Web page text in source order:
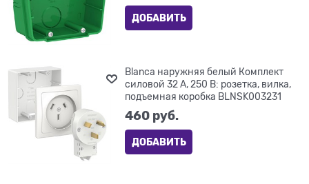
ДОБАВИТЬ
Blanca наружняя белый Комплект
силовой 32 А, 250 В: розетка, вилка,
подъемная коробка BLNSK003231
460 руб.
ДОБАВИТЬ